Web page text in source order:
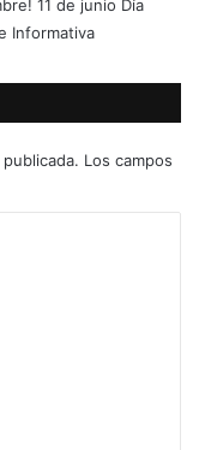
11 de junio Día
Informativa
Los campos